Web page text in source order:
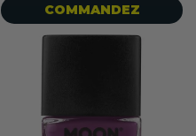
COMMANDEZ